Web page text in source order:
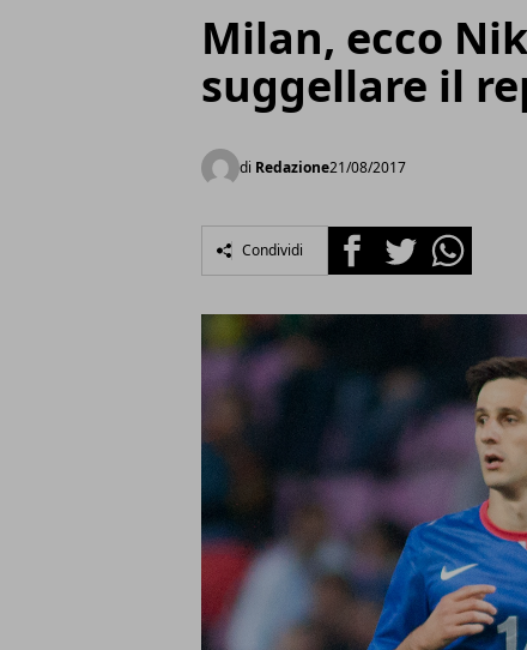
Milan, ecco
suggellare il
di Redazione21/08/2017
Condividi FacebookTwitterWhatsapp